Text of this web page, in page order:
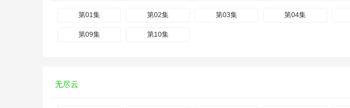
第01集 第02集 第03集 第04集
第09集 第10集
无尽云